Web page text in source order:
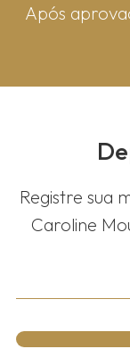
Após
Registre sua
Caroline